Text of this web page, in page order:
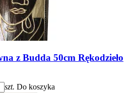
z Budda 50cm Rękodzieło
szt. Do koszyka